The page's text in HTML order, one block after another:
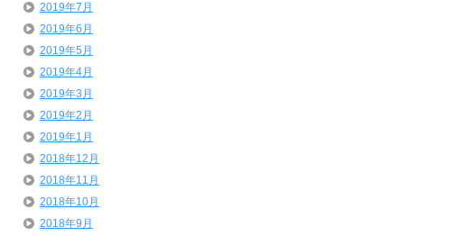
2019年7月
2019年6月
2019年5月
2019年4月
2019年3月
2019年2月
2019年1月
2018年12月
2018年11月
2018年10月
2018年9月